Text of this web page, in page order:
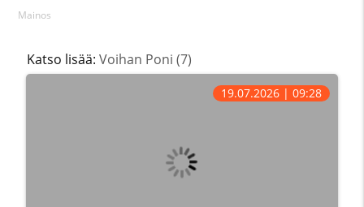
Mainos
Katso lisää: Voihan Poni (7)
19.07.2026 | 09:28